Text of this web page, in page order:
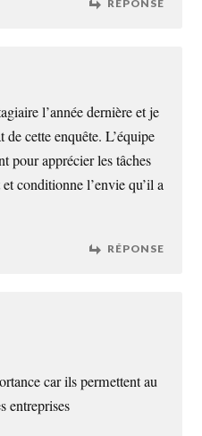
RÉPONSE
l’année dernière et je
de cette enquête. L’équipe
pour apprécier les tâches
conditionne l’envie qu’il a
RÉPONSE
car ils permettent au
entreprises